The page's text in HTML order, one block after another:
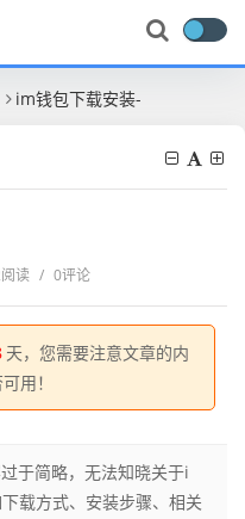
im钱包下载安装-
读 / 0评论
天，您需要注意文章的内
用！
于简略，无法知晓关于i
载方式、安装步骤、相关